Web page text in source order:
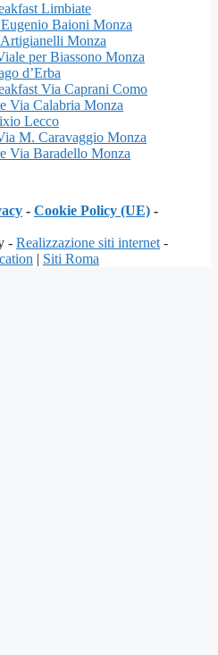
Limbiate
Baioni Monza
Monza
per Biassono Monza
d’Erba
Via Caprani Como
Via Calabria Monza
Lecco
M. Caravaggio Monza
Via Baradello Monza
- Cookie Policy (UE) -
- Realizzazione siti internet -
| Siti Roma